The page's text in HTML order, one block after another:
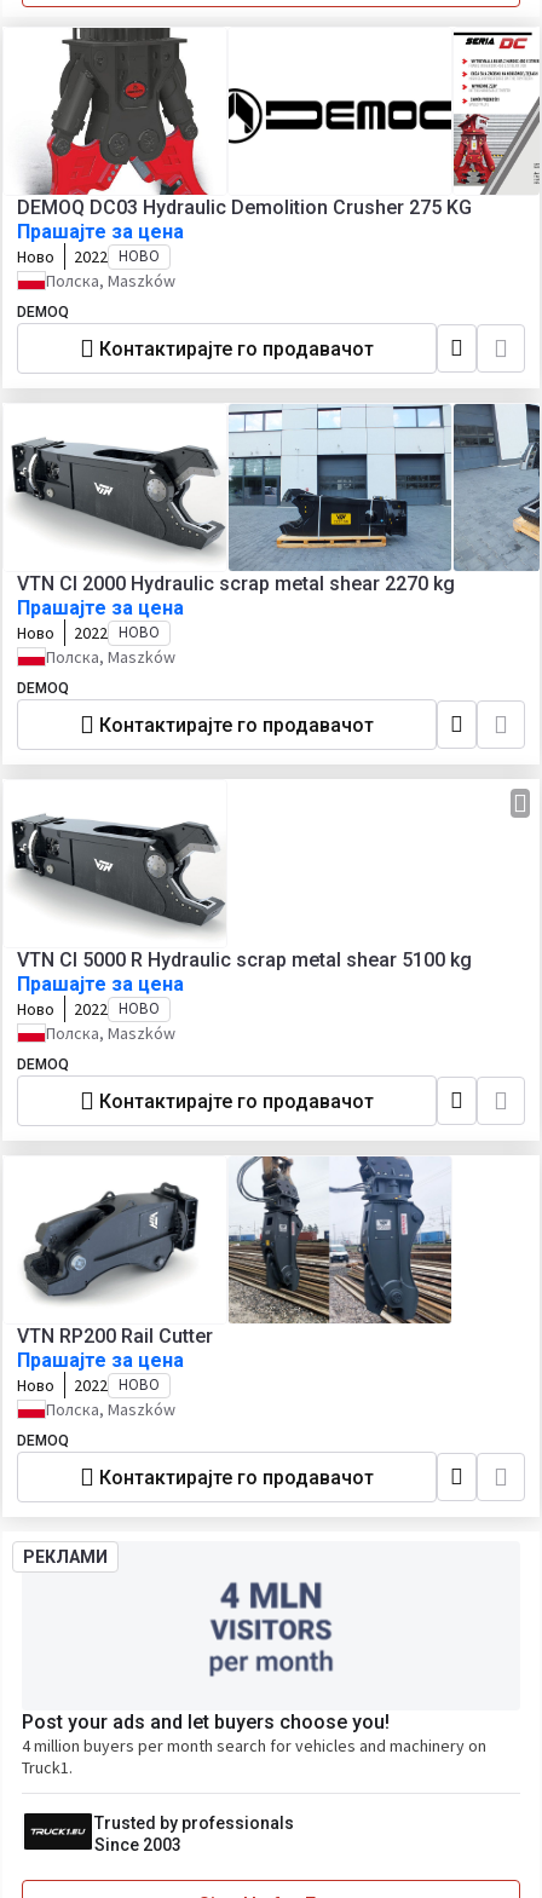
DEMOQ DC03 Hydraulic Demolition Crusher 275 KG
Прашајте за цена
Ново 2022 НОВО
Полска, Maszków
DEMOQ
Контактирајте го продавачот
VTN CI 2000 Hydraulic scrap metal shear 2270 kg
Прашајте за цена
Ново 2022 НОВО
Полска, Maszków
DEMOQ
Контактирајте го продавачот
VTN CI 5000 R Hydraulic scrap metal shear 5100 kg
Прашајте за цена
Ново 2022 НОВО
Полска, Maszków
DEMOQ
Контактирајте го продавачот
VTN RP200 Rail Cutter
Прашајте за цена
Ново 2022 НОВО
Полска, Maszków
DEMOQ
Контактирајте го продавачот
РЕКЛАМИ
Post your ads and let buyers choose you!
4 million buyers per month search for vehicles and machinery on
Truck1.
Trusted by professionals
Since 2003